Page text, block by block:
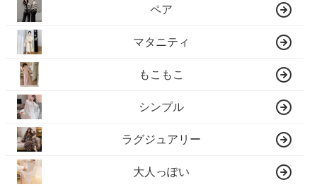
ペア
マタニティ
もこもこ
シンプル
ラグジュアリー
大人っぽい